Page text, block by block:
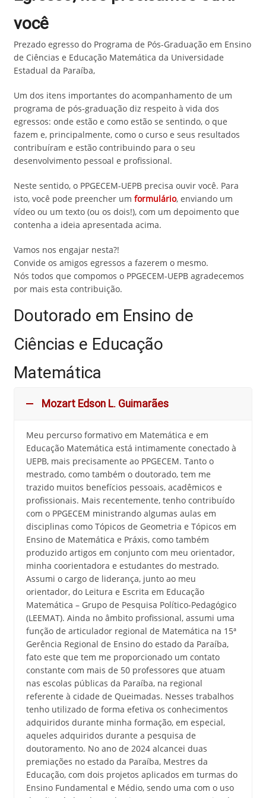
você
Prezado egresso do Programa de Pós-Graduação em Ensino
de Ciências e Educação Matemática da Universidade
Estadual da Paraíba,
Um dos itens importantes do acompanhamento de um
programa de pós-graduação diz respeito à vida dos
egressos: onde estão e como estão se sentindo, o que
fazem e, principalmente, como o curso e seus resultados
contribuíram e estão contribuindo para o seu
desenvolvimento pessoal e profissional.
Neste sentido, o PPGECEM-UEPB precisa ouvir você. Para
isto, você pode preencher um formulário, enviando um
vídeo ou um texto (ou os dois!), com um depoimento que
contenha a ideia apresentada acima.
Vamos nos engajar nesta?!
Convide os amigos egressos a fazerem o mesmo.
Nós todos que compomos o PPGECEM-UEPB agradecemos
por mais esta contribuição.
Doutorado em Ensino de
Ciências e Educação
Matemática
Mozart Edson L. Guimarães
Meu percurso formativo em Matemática e em
Educação Matemática está intimamente conectado à
UEPB, mais precisamente ao PPGECEM. Tanto o
mestrado, como também o doutorado, tem me
trazido muitos benefícios pessoais, acadêmicos e
profissionais. Mais recentemente, tenho contribuído
com o PPGECEM ministrando algumas aulas em
disciplinas como Tópicos de Geometria e Tópicos em
Ensino de Matemática e Práxis, como também
produzido artigos em conjunto com meu orientador,
minha coorientadora e estudantes do mestrado.
Assumi o cargo de liderança, junto ao meu
orientador, do Leitura e Escrita em Educação
Matemática – Grupo de Pesquisa Político-Pedagógico
(LEEMAT). Ainda no âmbito profissional, assumi uma
função de articulador regional de Matemática na 15ª
Gerência Regional de Ensino do estado da Paraíba,
fato este que tem me proporcionado um contato
constante com mais de 50 professores que atuam
nas escolas públicas da Paraíba, na regional
referente à cidade de Queimadas. Nesses trabalhos
tenho utilizado de forma efetiva os conhecimentos
adquiridos durante minha formação, em especial,
aqueles adquiridos durante a pesquisa de
doutoramento. No ano de 2024 alcancei duas
premiações no estado da Paraíba, Mestres da
Educação, com dois projetos aplicados em turmas do
Ensino Fundamental e Médio, sendo uma com o uso